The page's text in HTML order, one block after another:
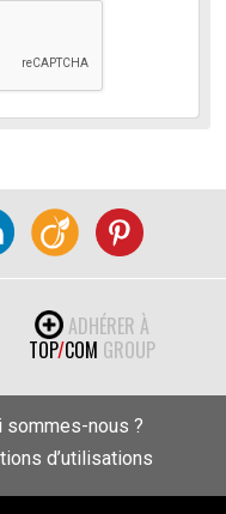
ADHÉRER À
TOP/COM GROUP
sommes-nous ?
d’utilisations